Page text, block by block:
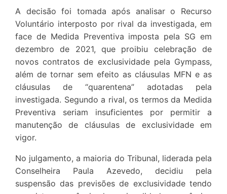
A decisão foi tomada após analisar o Recurso
Voluntário interposto por rival da investigada, em
face de Medida Preventiva imposta pela SG em
dezembro de 2021, que proibiu celebração de
novos contratos de exclusividade pela Gympass,
além de tornar sem efeito as cláusulas MFN e as
cláusulas de “quarentena” adotadas pela
investigada. Segundo a rival, os termos da Medida
Preventiva seriam insuficientes por permitir a
manutenção de cláusulas de exclusividade em
vigor.
No julgamento, a maioria do Tribunal, liderada pela
Conselheira Paula Azevedo, decidiu pela
suspensão das previsões de exclusividade tendo